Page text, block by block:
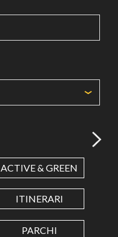
ACTIVE & GREEN
ITINERARI
PARCHI